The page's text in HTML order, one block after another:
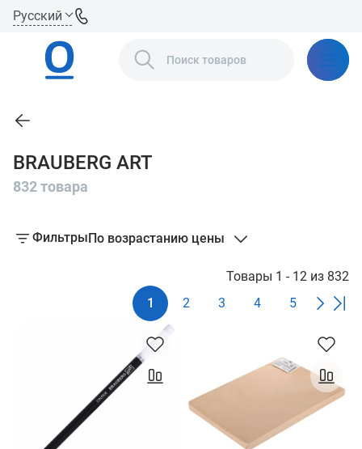
Русский
BRAUBERG ART
832 товара
ФильтрыПо возрастанию цены
Товары 1 - 12 из 832
1
2 3 4 5